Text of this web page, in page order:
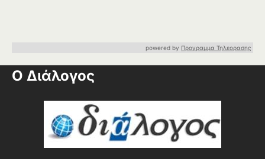
powered by Προγραμμα Τηλεορασης
Ο Διάλογος